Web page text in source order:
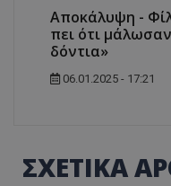
Αποκάλυψη -
πει ότι
δόντια»
06.01.2025 - 17:21
ΣΧΕΤΙΚΑ